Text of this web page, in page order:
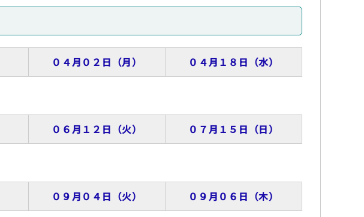
０４月０２日（月） ０４月１８日（水）
０６月１２日（火） ０７月１５日（日）
０９月０４日（火） ０９月０６日（木）